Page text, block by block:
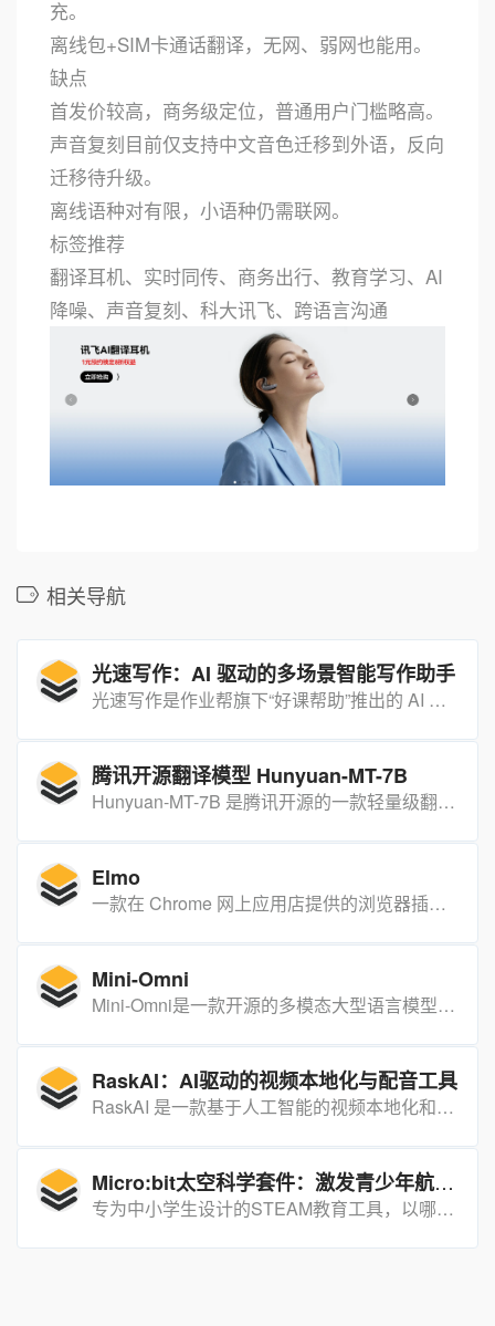
充。
离线包+SIM卡通话翻译，无网、弱网也能用。
缺点
首发价较高，商务级定位，普通用户门槛略高。
声音复刻目前仅支持中文音色迁移到外语，反向
迁移待升级。
离线语种对有限，小语种仍需联网。
标签推荐
翻译耳机、实时同传、商务出行、教育学习、AI
降噪、声音复刻、科大讯飞、跨语言沟通
相关导航
光速写作：AI 驱动的多场景智能写作助手
光速写作是作业帮旗下“好课帮助”推出的 AI 写作平台，可在 10 分钟内完成论文、报告、PPT 等全流程创作，显著提升写作效率。
腾讯开源翻译模型 Hunyuan-MT-7B
Hunyuan-MT-7B 是腾讯开源的一款轻量级翻译模型，支持 33 种语言互译，在国际机器翻译比赛中拿下 30 个第一名。
Elmo
一款在 Chrome 网上应用店提供的浏览器插件扩展程序，它旨在通过人工智能技术帮助用户总结文档内容、问答、翻译、总结视频内容等功能。
Mini-Omni
Mini-Omni是一款开源的多模态大型语言模型，支持实时端到端的语音输入和流式音频输出，能够在思考的同时进行语音交互。
RaskAI：AI驱动的视频本地化与配音工具
RaskAI 是一款基于人工智能的视频本地化和配音工具，专为需要快速、高效地将视频内容翻译和配音成多种语言的创作者和企业提供服务 。
Micro:bit太空科学套件：激发青少年航空科学热情的STEAM教育工具
专为中小学生设计的STEAM教育工具，以哪吒多功能扩展盒V2为核心，配备行星系列智能电机和多种行星传感器，结合月球着陆地图和丰富的积木结构组件，让孩子通过动手搭建和月球着陆挑战轻松掌握航空科学知识，激发科学探索热情。